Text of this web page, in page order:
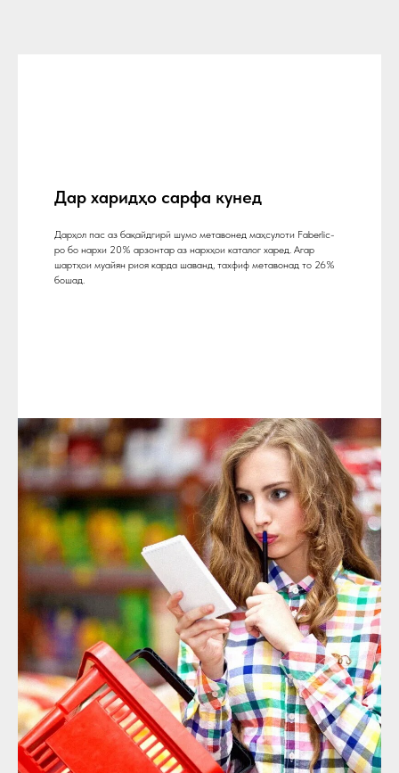
Дар харидҳо сарфа кунед
Дарҳол пас аз бақайдгирӣ шумо метавонед маҳсулоти Faberlic-
ро бо нархи 20% арзонтар аз нархҳои каталог харед. Агар
шартҳои муайян риоя карда шаванд, тахфиф метавонад то 26%
бошад.